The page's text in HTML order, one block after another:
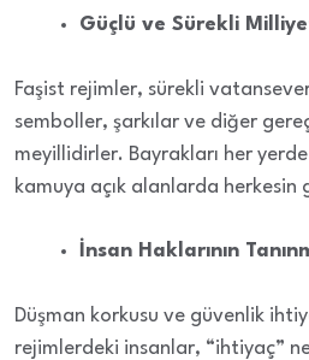
Güçlü ve Sürekli
Faşist rejimler, sürekli
semboller, şarkılar ve diğer
meyillidirler. Bayrakları her
kamuya açık alanlarda herkesin
İnsan Haklarının
Düşman korkusu ve güvenlik
rejimlerdeki insanlar, “ihtiyaç”